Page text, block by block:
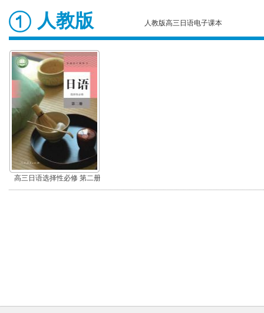
人教版 人教版高三日语电子课本
高三日语选择性必修 第二册